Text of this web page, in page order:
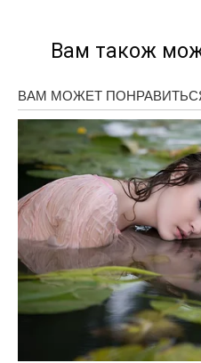
Вам також